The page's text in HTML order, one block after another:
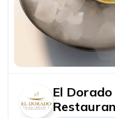
El Dorado